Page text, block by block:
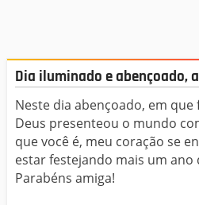
Dia iluminado e abençoado,
Neste dia abençoado, em
Deus presenteou o mundo
que você é, meu coração se
estar festejando mais um ano
Parabéns amiga!